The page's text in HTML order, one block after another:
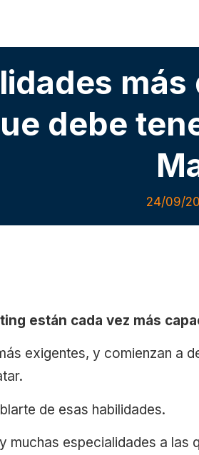
debe
24/09/
están cada vez más
exigentes, y comienzan a
de esas habilidades.
muchas especialidades a las